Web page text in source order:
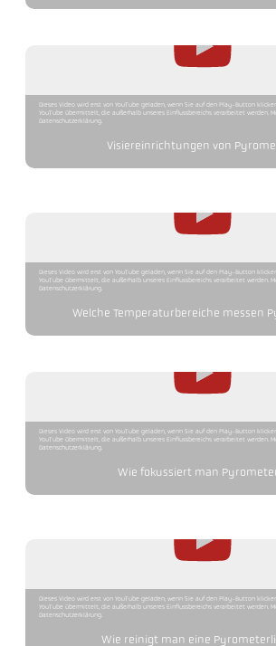
Dieses Video wird erst von YouTube geladen, wenn Sie auf den Play-Button
YouTube übermittelt, die außerhalb unseres Einflussbereichs verarbeitet werden.
Datenschutzerklärung.
Visiereinrichtungen von
Dieses Video wird erst von YouTube geladen, wenn Sie auf den Play-Button
YouTube übermittelt, die außerhalb unseres Einflussbereichs verarbeitet werden.
Datenschutzerklärung.
Welche Temperaturbereiche messen
Dieses Video wird erst von YouTube geladen, wenn Sie auf den Play-Button
YouTube übermittelt, die außerhalb unseres Einflussbereichs verarbeitet werden.
Datenschutzerklärung.
Wie fokussiert man
Dieses Video wird erst von YouTube geladen, wenn Sie auf den Play-Button
YouTube übermittelt, die außerhalb unseres Einflussbereichs verarbeitet werden.
Datenschutzerklärung.
Wie reinigt man eine